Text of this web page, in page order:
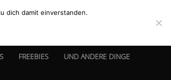
FREEBIES UND ANDERE DINGE
dich damit einverstanden.